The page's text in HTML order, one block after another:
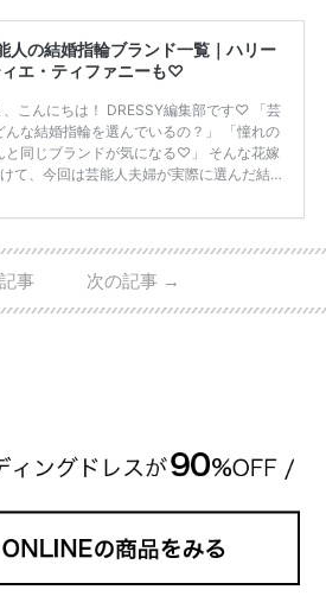
人の結婚指輪ブランド一覧｜ハリー
エ・ティファニーも♡
、こんにちは！ DRESSY編集部です♡ 「芸
んな結婚指輪を選んでいるの？」 「憧れの
と同じブランドが気になる♡」 そんな花嫁
て、今回は芸能人夫婦が実際に選んだ結婚
トンやカルティエ、ティファニーなど世界
気のブランドまで幅広くご紹介。 さらに、
いる芸能人夫婦 ・リングの特徴や魅力 ・
事 次の記事 →